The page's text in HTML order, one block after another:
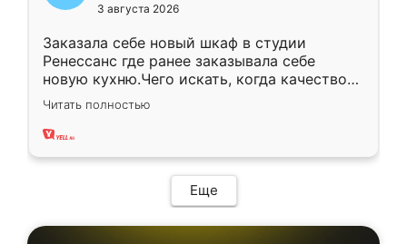
3 августа 2026
Заказала себе новый шкаф в студии
Ренессанс где ранее заказывала себе
новую кухню.Чего искать, когда качеством
вполне довольна. Служит кухня уже почти
два года, нареканий нет.
Читать полностью
Еще